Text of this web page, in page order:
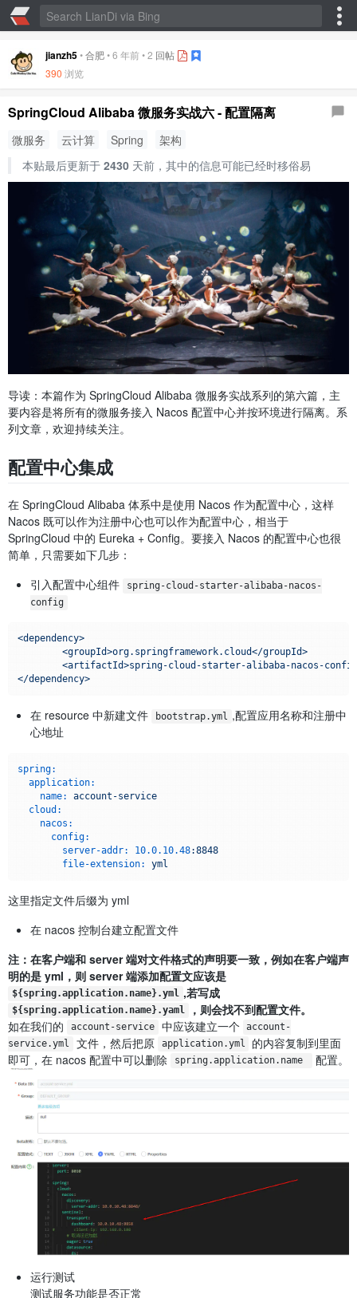
jianzh5•合肥•6 年前•2 回帖
390 浏览
SpringCloud Alibaba 微服务实战六 - 配置隔离
微服务 云计算 Spring
架构
本贴最后更新于 2430天前，其中的信息可能已经时移俗易
导读：本篇作为 SpringCloud Alibaba 微服务实战系列的第六篇，主
要内容是将所有的微服务接入 Nacos 配置中心并按环境进行隔离。系
列文章，欢迎持续关注。
配置中心集成
在 SpringCloud Alibaba 体系中是使用 Nacos 作为配置中心，这样
Nacos 既可以作为注册中心也可以作为配置中心，相当于
SpringCloud 中的 Eureka + Config。要接入 Nacos 的配置中心也很
简单，只需要如下几步：
引入配置中心组件
spring-cloud-starter-alibaba-nacos-
config
<dependency>
<groupId>org.springframework.cloud</groupId>
<artifactId>spring-cloud-starter-alibaba-nacos-
</dependency>
在 resource 中新建文件 bootstrap.yml ,配置应用名称和注册中
心地址
spring:
application:
name:
account-service
cloud:
nacos:
config:
server-addr:
10.0.10.48:8848
file-extension:
yml
这里指定文件后缀为 yml
在 nacos 控制台建立配置文件
注：在客户端和 server 端对文件格式的声明要一致，例如在客户端声
明的是 yml，则 server 端添加配置文应该是
${spring.application.name}.yml ,若写成
${spring.application.name}.yaml
，则会找不到配置文件。
如在我们的
account-service 中应该建立一个 account-
service.yml
文件，然后把原 application.yml
的内容复制到里面
即可，在 nacos 配置中可以删除
spring.application.name 配置。
运行测试
测试服务功能是否正常